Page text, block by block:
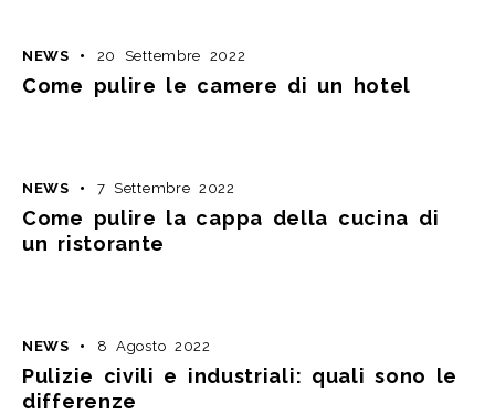
NEWS 20 Settembre 2022
Come pulire le camere di un hotel
NEWS 7 Settembre 2022
Come pulire la cappa della cucina di
un ristorante
NEWS 8 Agosto 2022
Pulizie civili e industriali: quali sono le
differenze